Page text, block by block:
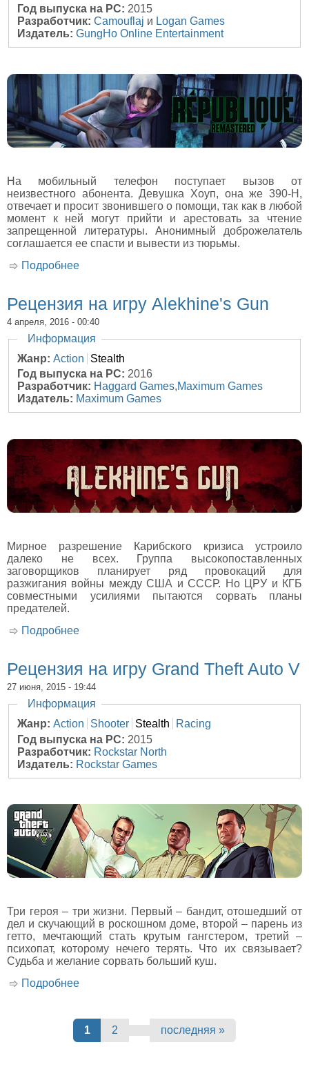
Год выпуска на PC: 2015
Разработчик: Camouflaj и Logan Games
Издатель: GungHo Online Entertainment
На мобильный телефон поступает вызов от
неизвестного абонента. Девушка Хоуп, она же 390-H,
отвечает и просит звонившего о помощи, так как в любой
момент к ней могут прийти и арестовать за чтение
запрещенной литературы. Анонимный доброжелатель
соглашается ее спасти и вывести из тюрьмы.
Подробнее
Рецензия на игру Alekhine's Gun
4 апреля, 2016 - 00:40
Скрыть
Информация
Жанр: Action
Stealth
Год выпуска на PC: 2016
Разработчик: Haggard Games,Maximum Games
Издатель: Maximum Games
Мирное разрешение Карибского кризиса устроило
далеко не всех. Группа высокопоставленных
заговорщиков планирует ряд провокаций для
разжигания войны между США и СССР. Но ЦРУ и КГБ
совместными усилиями пытаются сорвать планы
предателей.
Подробнее
Рецензия на игру Grand Theft Auto V
27 июня, 2015 - 19:44
Скрыть
Информация
Жанр: Action Shooter Stealth
Racing
Год выпуска на PC: 2015
Разработчик: Rockstar North
Издатель: Rockstar Games
Три героя – три жизни. Первый – бандит, отошедший от
дел и скучающий в роскошном доме, второй – парень из
гетто, мечтающий стать крутым гангстером, третий –
психопат, которому нечего терять. Что их связывает?
Судьба и желание сорвать больший куш.
Подробнее
1 2 последняя »